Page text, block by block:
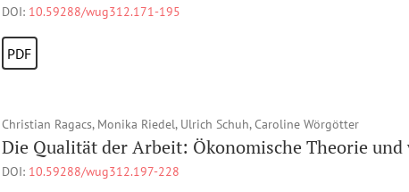
DOI: 10.59288/wug312.171-195
PDF
Christian Ragacs, Monika Riedel, Ulrich Schuh, Caroline Wörgötter
Die Qualität der Arbeit: Ökonomische Theorie
DOI: 10.59288/wug312.197-228